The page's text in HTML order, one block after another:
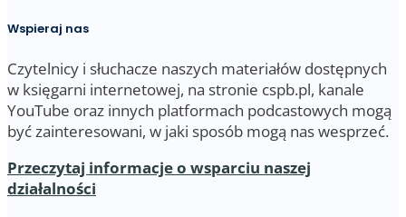
Wspieraj nas
Czytelnicy i słuchacze naszych materiałów dostępnych
w księgarni internetowej, na stronie cspb.pl, kanale
YouTube oraz innych platformach podcastowych mogą
być zainteresowani, w jaki sposób mogą nas wesprzeć.
Przeczytaj informacje o wsparciu naszej
działalności